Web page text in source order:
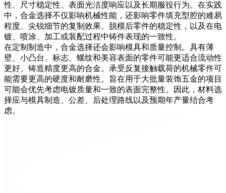
性、尺寸稳定性、表面光洁度响应以及长期服役行为。在实践
中，合金选择不仅影响机械性能，还影响零件填充型腔的难易
程度、尖锐细节的复制效果、脱模后零件的稳定性，以及在电
镀、喷涂、加工或装配过程中铸件表现的一致性。
在定制制造中，合金选择还会影响模具和质量控制。具有薄
壁、小凸台、标志、螺纹和美容表面的零件可能更适合流动性
更好、铸造精度更高的合金。承受反复接触载荷的机械零件可
能需要更高的硬度和耐磨性。旨在用于大批量装饰五金的项目
可能会优先考虑电镀质量和一致的表面完整性。因此，材料选
择应与模具制造 、公差、后处理路线以及预期年产量结合考
虑。